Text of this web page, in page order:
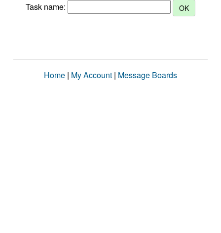
Task name:
Home | My Account | Message Boards